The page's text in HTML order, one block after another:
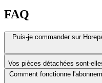
FAQ
Puis-je commander sur
Vos pièces détachées sont-
Comment fonctionne